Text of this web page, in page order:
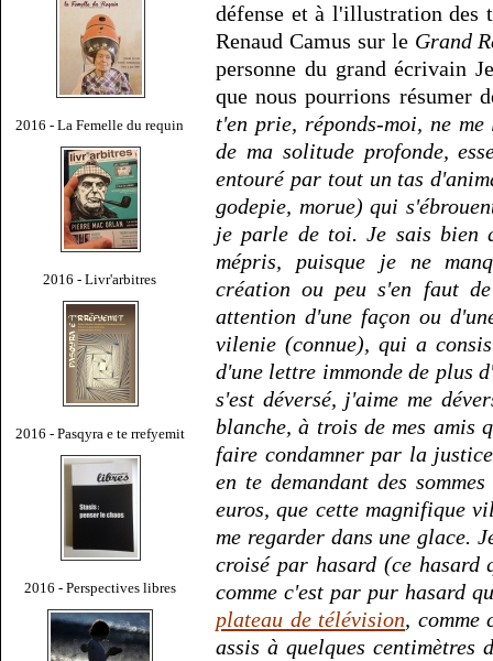
2016 - La Femelle du requin
2016 - Livr'arbitres
2016 - Pasqyra e te rrefyemit
2016 - Perspectives libres
défense et à l'illustration des
Renaud Camus sur le Grand
personne du grand écrivain
que nous pourrions résumer
t'en prie, réponds-moi, ne
de ma solitude profonde,
entouré par tout un tas
godepie, morue) qui
je parle de toi. Je sais bien
mépris, puisque je ne
création ou peu s'en faut
attention d'une façon ou
vilenie (connue), qui a
d'une lettre immonde de plus
s'est déversé, j'aime me
blanche, à trois de mes amis
faire condamner par la
en te demandant des
euros, que cette magnifique
me regarder dans une glace.
croisé par hasard (ce hasard
comme c'est par pur hasard
plateau de télévision, comme
assis à quelques